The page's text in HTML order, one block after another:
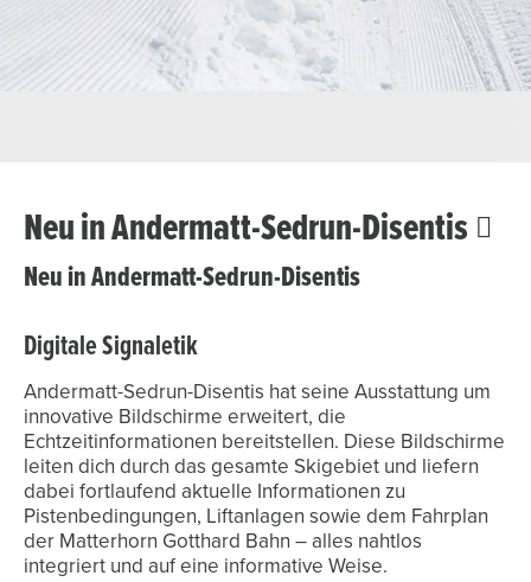
Neu in Andermatt-Sedrun-Disentis
Neu in Andermatt-Sedrun-Disentis
Digitale Signaletik
Andermatt-Sedrun-Disentis hat seine Ausstattung um
innovative Bildschirme erweitert, die
Echtzeitinformationen bereitstellen. Diese Bildschirme
leiten dich durch das gesamte Skigebiet und liefern
dabei fortlaufend aktuelle Informationen zu
Pistenbedingungen, Liftanlagen sowie dem Fahrplan
der Matterhorn Gotthard Bahn – alles nahtlos
integriert und auf eine informative Weise.